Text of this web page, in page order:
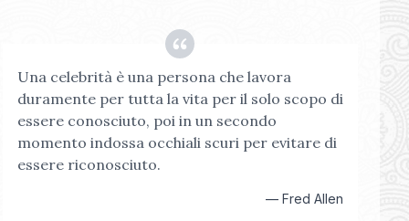
Una celebrità è una persona che lavora
duramente per tutta la vita per il solo scopo di
essere conosciuto, poi in un secondo
momento indossa occhiali scuri per evitare di
essere riconosciuto.
— Fred Allen